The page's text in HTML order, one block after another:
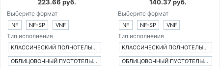
223.66 руб.
Выберите формат
NF NF-SP VNF
Тип исполнения
КЛАССИЧЕСКИЙ ПОЛНОТЕЛЫЙ КИРПИЧ
ОБЛИЦОВОЧНЫЙ ПУСТОТЕЛЫЙ КИРПИЧ
140.37 руб.
Выберите формат
NF NF-SP VNF
Тип исполнения
КЛАССИЧЕСКИЙ ПОЛНОТЕЛЫЙ КИРПИЧ
ОБЛИЦОВОЧНЫЙ ПУСТОТЕЛЫЙ КИРПИЧ